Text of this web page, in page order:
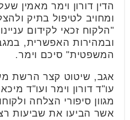
הדין דורון וימר מאמין
ומחויב לטיפול בתיק
"הלקוח זכאי לקידום
ובמהירות האפשרית,
המשפטית" סיכם וימר.
אגב, שיטוט קצר הרשת
עו"ד דורון וימר ועו"ד
מגוון סיפורי הצלחה
אשר הביעו את שביעות